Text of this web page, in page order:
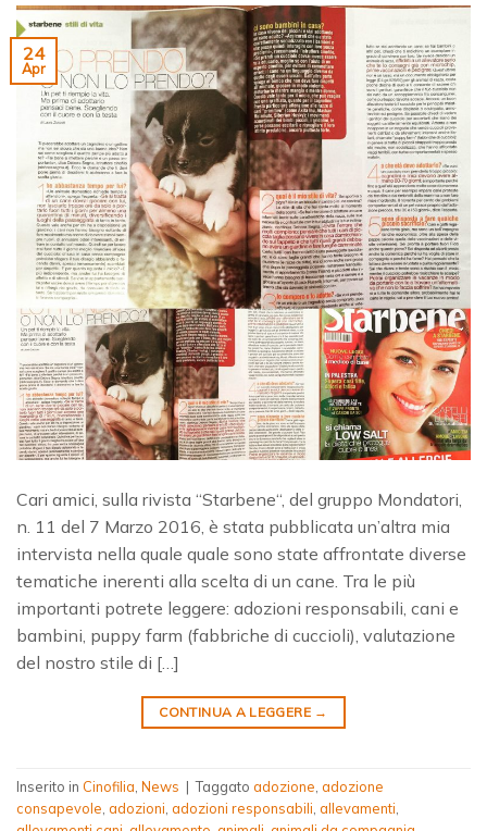
24
Apr
Cari amici, sulla rivista “Starbene“, del gruppo Mondatori,
n. 11 del 7 Marzo 2016, è stata pubblicata un’altra mia
intervista nella quale quale sono state affrontate diverse
tematiche inerenti alla scelta di un cane. Tra le più
importanti potrete leggere: adozioni responsabili, cani e
bambini, puppy farm (fabbriche di cuccioli), valutazione
del nostro stile di […]
CONTINUA A LEGGERE →
Inserito in Cinofilia News | Taggato adozione adozione
consapevole adozioni adozioni responsabili allevamenti